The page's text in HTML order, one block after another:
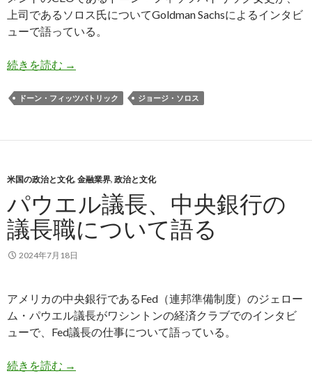
上司であるソロス氏についてGoldman Sachsによるインタビ
ューで語っている。
続きを読む フィッツパトリック氏、上司ジョージ・ソロス
→
ドーン・フィッツパトリック ジョージ・ソロス
米国の政治と文化, 金融業界, 政治と文化
パウエル議長、中央銀行の
議長職について語る
2024年7月18日
アメリカの中央銀行であるFed（連邦準備制度）のジェロー
ム・パウエル議長がワシントンの経済クラブでのインタビ
ューで、Fed議長の仕事について語っている。
続きを読む パウエル議長、中央銀行の議長職について語る
→